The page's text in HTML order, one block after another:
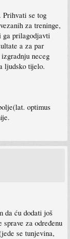
Prihvati se tog
za treninge,
ga prilagodjavti
a za par
neceg
ljudsko tijelo.
optimus
da ću dodati još
za određenu
se tunjevina,